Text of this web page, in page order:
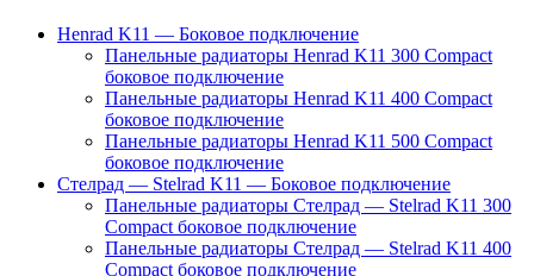
Henrad K11 — Боковое подключение
Панельные радиаторы Henrad K11 300 Compact
боковое подключение
Панельные радиаторы Henrad K11 400 Compact
боковое подключение
Панельные радиаторы Henrad K11 500 Compact
боковое подключение
Стелрад — Stelrad K11 — Боковое подключение
Панельные радиаторы Стелрад — Stelrad K11 300
Compact боковое подключение
Панельные радиаторы Стелрад — Stelrad K11 400
Compact боковое подключение